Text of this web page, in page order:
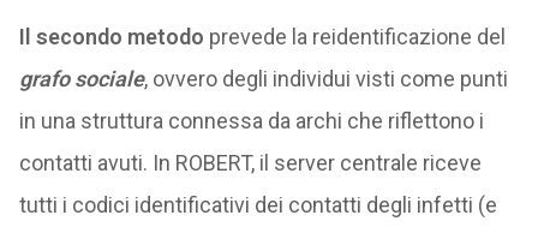
Il secondo metodo prevede la reidentificazione del
grafo sociale, ovvero degli individui visti come punti
in una struttura connessa da archi che riflettono i
contatti avuti. In ROBERT, il server centrale riceve
tutti i codici identificativi dei contatti degli infetti (e